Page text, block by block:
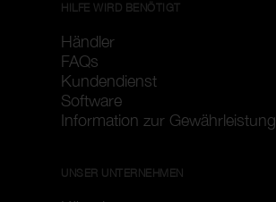
HILFE WIRD BENÖTIGT
Händler
FAQs
Kundendienst
Software
Information zur Gewährleistung
UNSER UNTERNEHMEN